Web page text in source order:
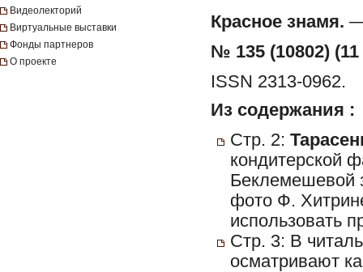
Видеолекторий
Виртуальные выставки
Фонды партнеров
О проекте
Красное знамя. —
№ 135 (10802)
ISSN 2313-0962.
Из содержания :
Стр. 2:
кондитерской
Беклемешевой
фото Ф.
использовать
Стр. 3: В
осматривают